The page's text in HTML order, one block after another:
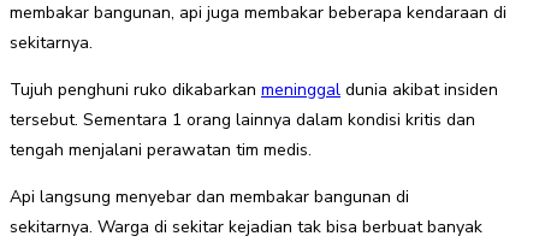
membakar bangunan, api juga membakar beberapa kendaraan di
sekitarnya.
Tujuh penghuni ruko dikabarkan meninggal dunia akibat insiden
tersebut. Sementara 1 orang lainnya dalam kondisi kritis dan
tengah menjalani perawatan tim medis.
Api langsung menyebar dan membakar bangunan di
sekitarnya. Warga di sekitar kejadian tak bisa berbuat banyak